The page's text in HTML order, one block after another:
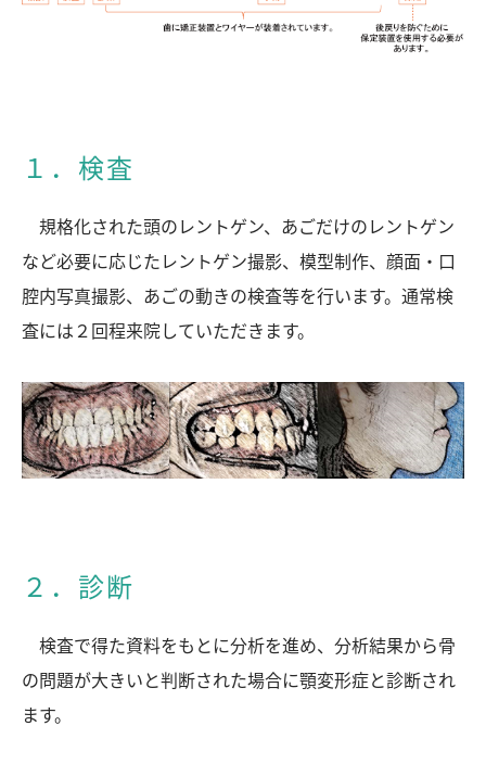
１．検査
規格化された頭のレントゲン、あごだけのレントゲン
など必要に応じたレントゲン撮影、模型制作、顔面・口
腔内写真撮影、あごの動きの検査等を行います。通常検
査には２回程来院していただきます。
２．診断
検査で得た資料をもとに分析を進め、分析結果から骨
の問題が大きいと判断された場合に顎変形症と診断され
ます。